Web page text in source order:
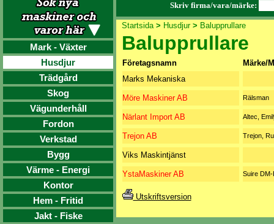
Mark - Växter
Husdjur
Trädgård
Skog
Vägunderhåll
Fordon
Verkstad
Bygg
Värme - Energi
Kontor
Hem - Fritid
Jakt - Fiske
Skriv firma/vara/märke:
Startsida> Husdjur> Balupprullare
Balupprullare
Företagsnamn
Märke/
Marks Mekaniska
Möre Maskiner AB Rälsman
Närlant Import AB Altec,
Trejon AB Trejon,
Viks Maskintjänst
YstaMaskiner AB Suire DM-
Utskriftsversion